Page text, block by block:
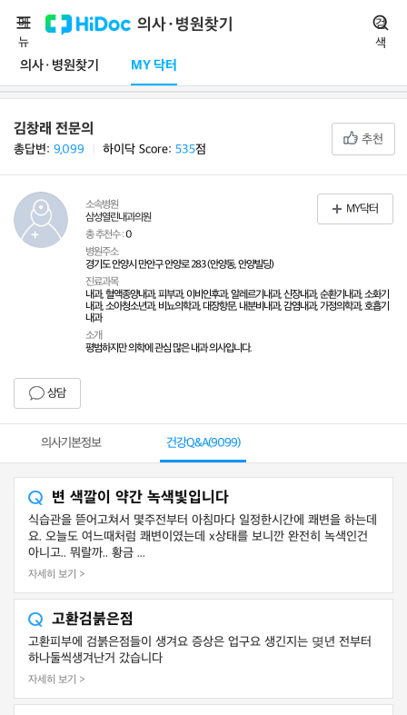
의사·병원찾기
의사·병원찾기 MY 닥터
메
뉴
검
색
김창래 전문의
총답변: 9,099 하이닥 Score: 535점
추천
소속병원
삼성열린내과의원
총 추천수 :0
병원주소
경기도 안양시 만안구 안양로 283 (안양동, 안양빌딩)
진료과목
내과, 혈액종양내과, 피부과, 이비인후과, 알레르기내과, 신장내과, 순환기내과, 소화기
내과, 소아청소년과, 비뇨의학과, 대장항문, 내분비내과, 감염내과, 가정의학과, 호흡기
내과
소개
평범하지만 의학에 관심 많은 내과 의사입니다.
상담
MY닥터
의사기본정보 건강Q&A(9099)
변 색깔이 약간 녹색빛입니다
식습관을 뜯어고쳐서 몇주전부터 아침마다 일정한시간에 쾌변을 하는데
요. 오늘도 여느때처럼 쾌변이였는데 x상태를 보니깐 완전히 녹색인건
아니고.. 뭐랄까.. 황금 ...
자세히 보기 >
고환검붉은점
고환피부에 검붉은점들이 생겨요 증상은 업구요 생긴지는 몆년 전부터
하나둘씩생겨난거 갔습니다
자세히 보기 >